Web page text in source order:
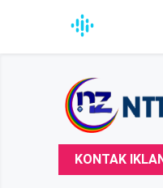
KONTAK